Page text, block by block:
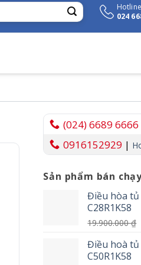
024
(024) 6689 6666
0916152929 |
Sản phẩm bán
Điều hòa
C28R1K58
19.900.000₫
Điều hoà
C50R1K58